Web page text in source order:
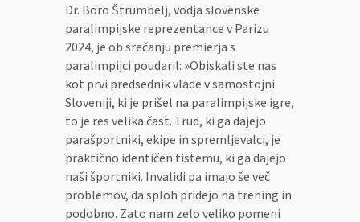
Dr. Boro Štrumbelj, vodja slovenske
paralimpijske reprezentance v Parizu
2024, je ob srečanju premierja s
paralimpijci poudaril: »Obiskali ste nas
kot prvi predsednik vlade v samostojni
Sloveniji, ki je prišel na paralimpijske igre,
to je res velika čast. Trud, ki ga dajejo
parašportniki, ekipe in spremljevalci, je
praktično identičen tistemu, ki ga dajejo
naši športniki. Invalidi pa imajo še več
problemov, da sploh pridejo na trening in
podobno. Zato nam zelo veliko pomeni